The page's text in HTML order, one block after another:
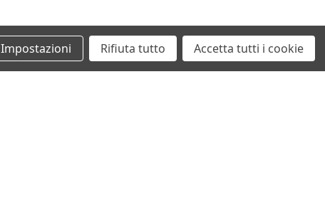
Impostazioni Rifiuta tutto Accetta tutti i cookie